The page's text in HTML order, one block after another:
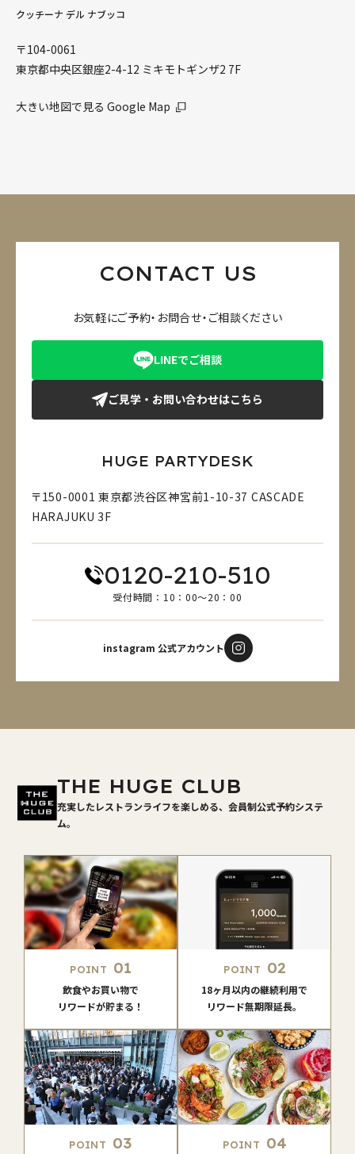
クッチーナ デル ナブッコ
〒104-0061
東京都中央区銀座2-4-12 ミキモトギンザ2 7F
大きい地図で見る Google Map
CONTACT US
お気軽にご予約・お問合せ・ご相談ください
LINEでご相談
ご見学・お問い合わせはこちら
HUGE PARTYDESK
〒150-0001 東京都渋谷区神宮前1-10-37 CASCADE
HARAJUKU 3F
0120-210-510
受付時間：10：00～20：00
instagram 公式アカウント
THE HUGE CLUB
充実したレストランライフを楽しめる、会員制公式予約システ
ム。
POINT 01
飲食やお買い物で
リワードが貯まる！
POINT 02
18ヶ月以内の継続利用で
リワード無期限延長。
POINT 03 POINT 04